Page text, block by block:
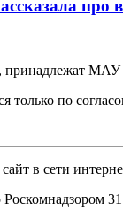
про
принадлежат
только по
в сети
31